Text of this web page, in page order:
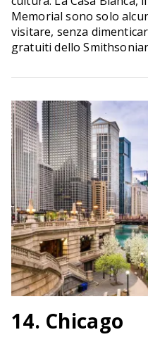
Memorial sono solo
visitare, senza
gratuiti dello
14. Chicago